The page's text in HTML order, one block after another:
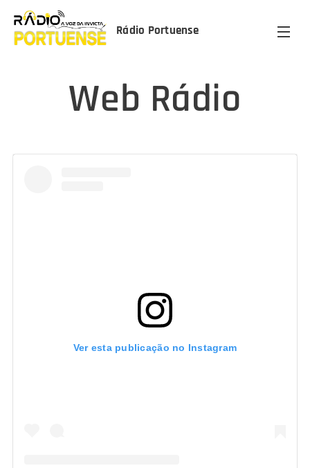
Rádio Portuense
Web Rádio
Ver esta publicação no Instagram